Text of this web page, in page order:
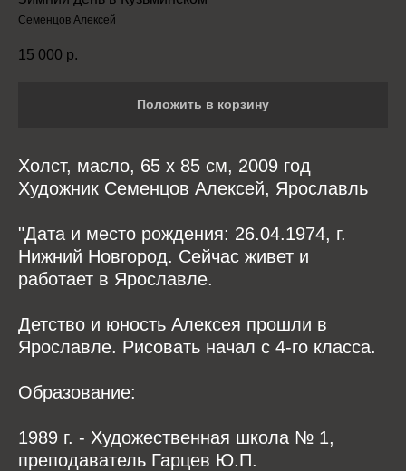
Семенцов Алексей
15 000 р.
Положить в корзину
Холст, масло, 65 x 85 см, 2009 год
Художник Семенцов Алексей, Ярославль
"Дата и место рождения: 26.04.1974, г.
Нижний Новгород. Сейчас живет и
работает в Ярославле.
Детство и юность Алексея прошли в
Ярославле. Рисовать начал с 4-го класса.
Образование:
1989 г. - Художественная школа № 1,
преподаватель Гарцев Ю.П.